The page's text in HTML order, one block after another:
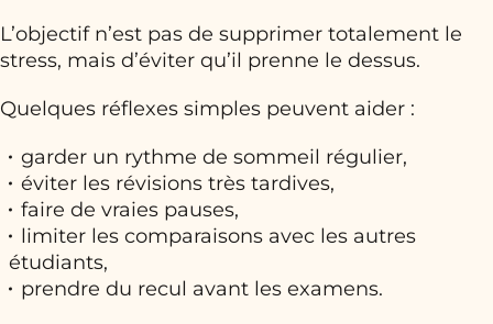
L’objectif n’est pas de supprimer totalement le
stress, mais d’éviter qu’il prenne le dessus.
Quelques réflexes simples peuvent aider :
garder un rythme de sommeil régulier,
éviter les révisions très tardives,
faire de vraies pauses,
limiter les comparaisons avec les autres
étudiants,
prendre du recul avant les examens.